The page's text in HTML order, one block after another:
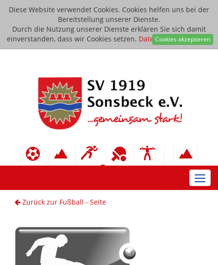
Diese Website verwendet Cookies. Cookies helfen uns bei der
Bereitstellung unserer Dienste.
Durch die Nutzung unserer Dienste erklären Sie sich damit
einverstanden, dass wir Cookies setzen. Datenschutzerklärung
Cookies akzeptieren
Zurück zur Fußball - Seite